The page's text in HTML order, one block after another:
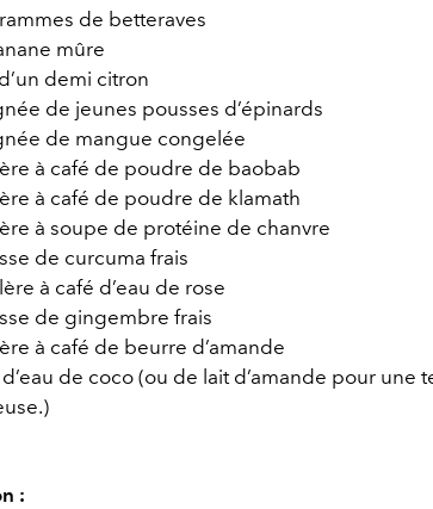
de betteraves
mûre
demi citron
de jeunes pousses d’épinards
de mangue congelée
à café de poudre de baobab
à café de poudre de klamath
à soupe de protéine de chanvre
de curcuma frais
à café d’eau de rose
de gingembre frais
à café de beurre d’amande
de coco (ou de lait d’amande pour une
: